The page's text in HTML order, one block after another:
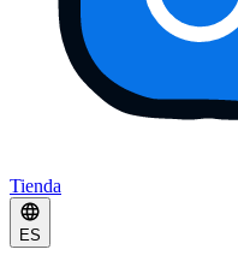
Tienda
ES